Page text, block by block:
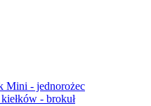
Mini - jednorożec
- brokuł